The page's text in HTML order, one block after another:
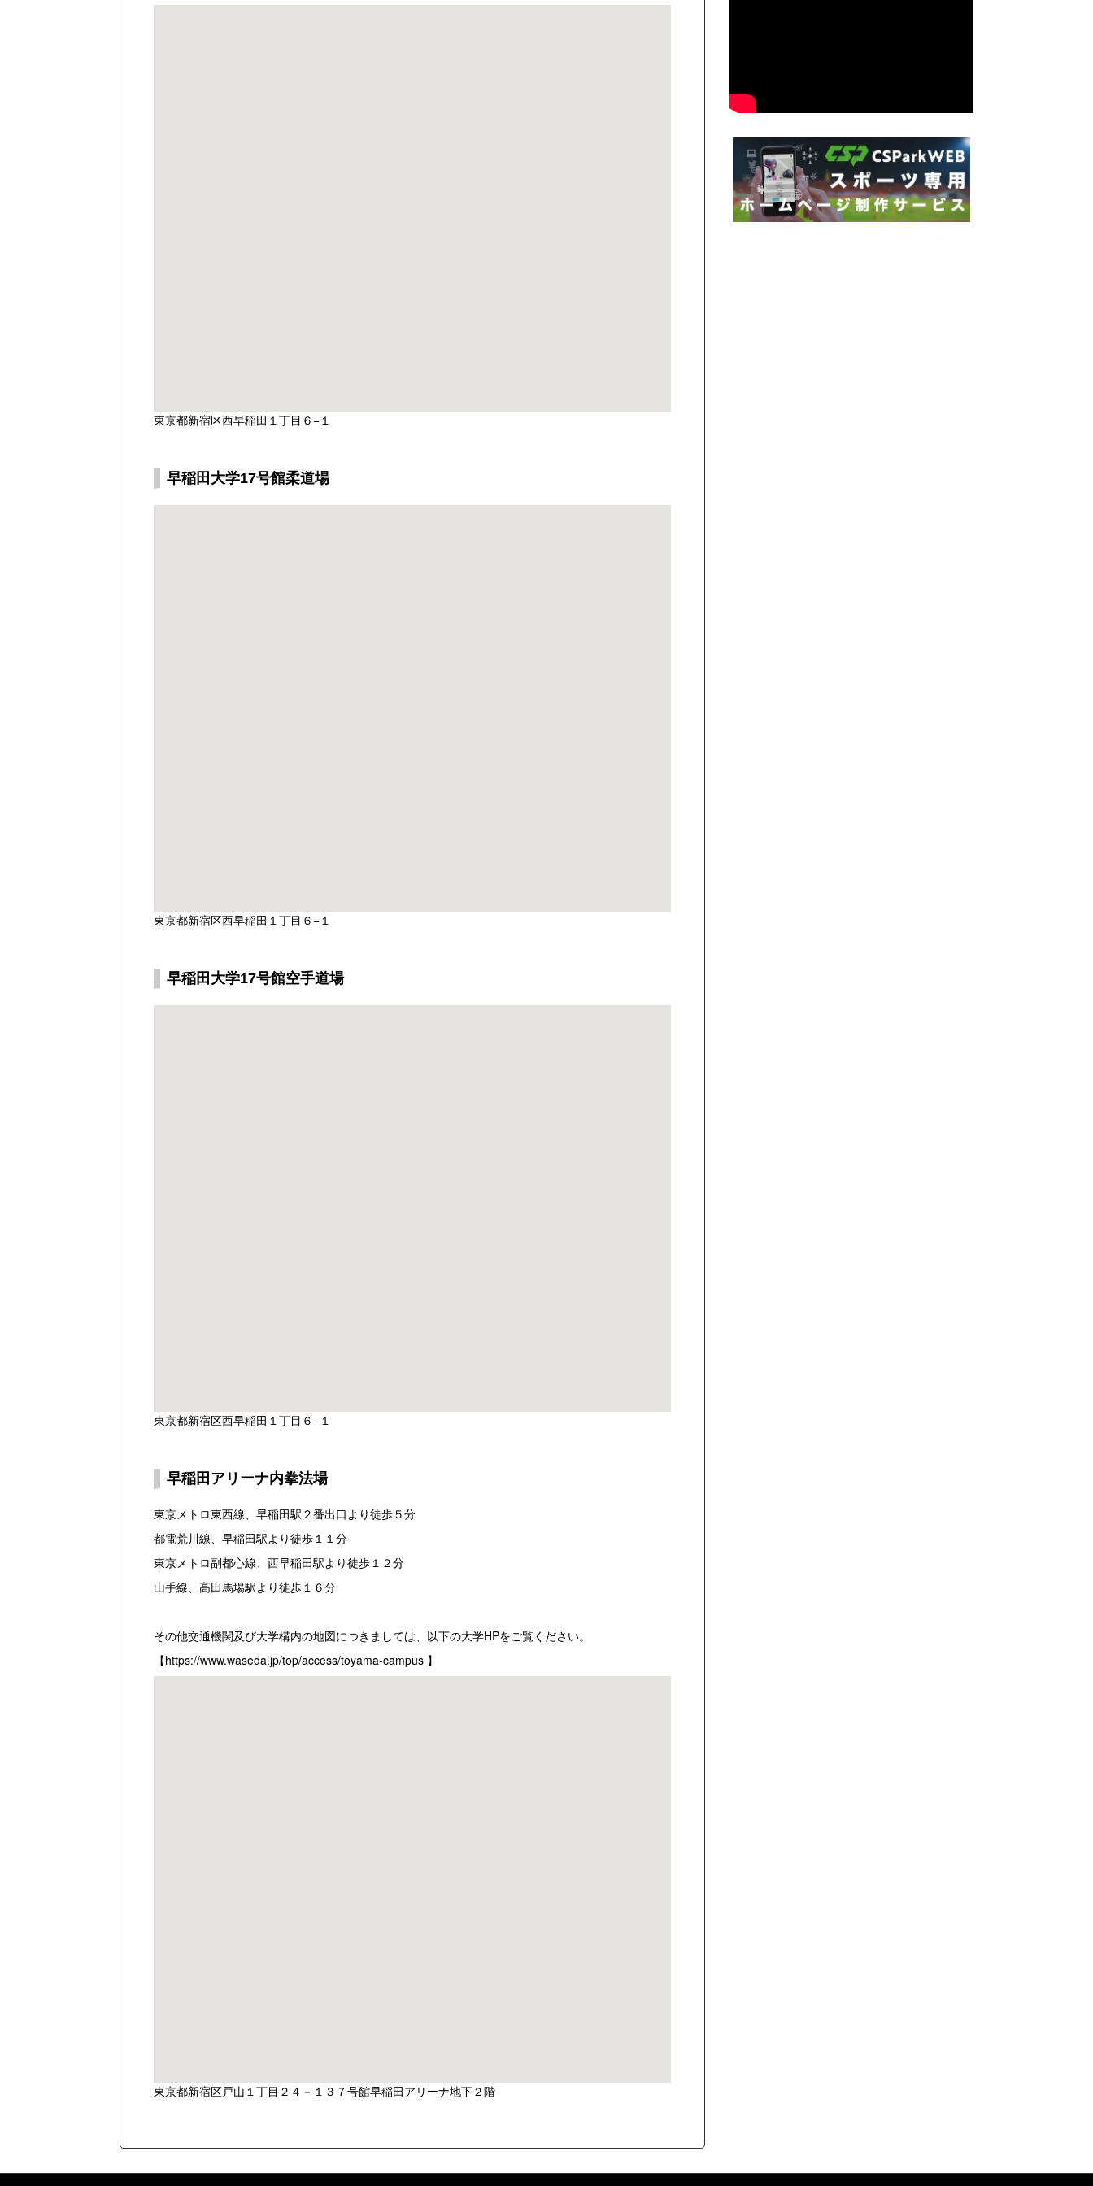
東京都新宿区西早稲田１丁目６−１
早稲田大学17号館柔道場
東京都新宿区西早稲田１丁目６−１
早稲田大学17号館空手道場
東京都新宿区西早稲田１丁目６−１
早稲田アリーナ内拳法場
東京メトロ東西線、早稲田駅２番出口より徒歩５分
都電荒川線、早稲田駅より徒歩１１分
東京メトロ副都心線、西早稲田駅より徒歩１２分
山手線、高田馬場駅より徒歩１６分
その他交通機関及び大学構内の地図につきましては、以下の大学HPをご覧ください。
【https://www.waseda.jp/top/access/toyama-campus 】
東京都新宿区戸山１丁目２４－１３７号館早稲田アリーナ地下２階